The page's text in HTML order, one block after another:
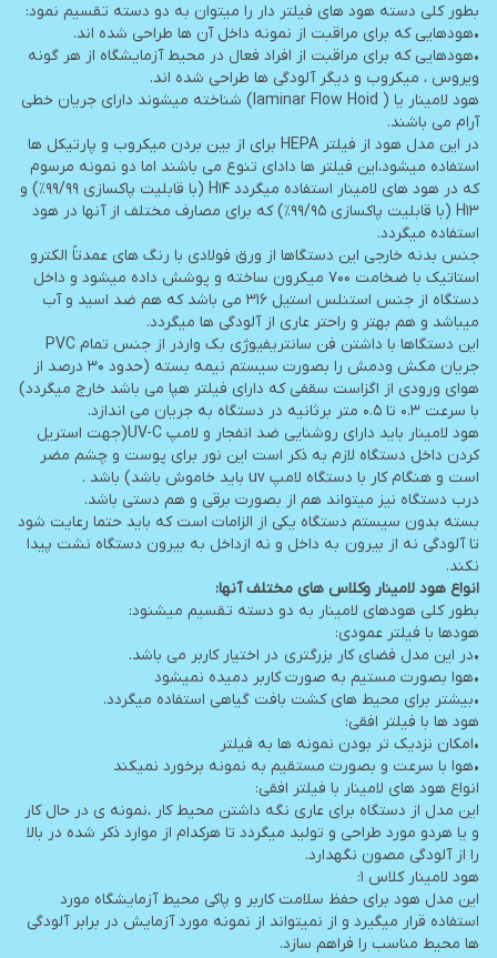
بطور کلی دسته هود های فیلتر دار را میتوان به دو دسته تقسیم نمود:
•هودهایی که برای مراقبت از نمونه داخل آن ها طراحی شده اند.
•هودهایی که برای مراقبت از افراد فعال در محیط آزمایشگاه از هر گونه
ویروس ، میکروب و دیگر آلودگی ها طراحی شده اند.
هود لامینار یا ( laminar Flow Hoid) شناخته میشوند دارای جریان خطی
آرام می باشند.
در این مدل هود از فیلتر HEPA برای از بین بردن میکروب و پارتیکل ها
استفاده میشود،این فیلتر ها دادای تنوع می باشند اما دو نمونه مرسوم
که در هود های لامینار استفاده میگردد H14 (با قابلیت پاکسازی ۹۹/۹۹٪) و
H13 (با قابلیت پاکسازی ۹۹/۹۵٪) که برای مصارف مختلف از آنها در هود
استفاده میگردد.
جنس بدنه خارجی این دستگاها از ورق فولادی با رنگ های عمدتاً الکترو
استاتیک با ضخامت ۷۰۰ میکرون ساخته و پوشش داده میشود و داخل
دستگاه از جنس استنلس استیل ۳۱۶ می باشد که هم ضد اسید و آب
میباشد و هم بهتر و راحتر عاری از آلودگی ها میگردد.
این دستگاها با داشتن فن سانتریفیوژی بک واردر از جنس تمام PVC
جریان مکش ودمش را بصورت سیستم نیمه بسته (حدود ۳۰ درصد از
هوای ورودی از اگزاست سقفی که دارای فیلتر هپا می باشد خارج میگردد)
با سرعت ۰.۳ تا ۰.۵ متر برثانیه در دستگاه به جریان می اندازد.
هود لامینار باید دارای روشنایی ضد انفجار و لامپ UV-C(جهت استریل
کردن داخل دستگاه لازم به ذکر است این نور برای پوست و چشم مضر
است و هنگام کار با دستگاه لامپ uv باید خاموش باشد) باشد .
درب دستگاه نیز میتواند هم از بصورت برقی و هم دستی باشد.
بسته بدون سیستم دستگاه یکی از الزامات است که باید حتما رعایت شود
تا آلودگی نه از بیرون به داخل و نه ازداخل به بیرون دستگاه نشت پیدا
نکند.
انواع هود لامینار وکلاس های مختلف آنها:
بطور کلی هودهای لامینار به دو دسته تقسیم میشنود:
هودها با فیلتر عمودی:
•در این مدل فضای کار بزرگتری در اختیار کاربر می باشد.
•هوا بصورت مستیم به صورت کاربر دمیده نمیشود
•بیشتر برای محیط های کشت بافت گیاهی استفاده میگردد.
هود ها با فیلتر افقی:
•امکان نزدیک تر بودن نمونه ها به فیلتر
•هوا با سرعت و بصورت مستقیم به نمونه برخورد نمیکند
انواع هود های لامینار با فیلتر افقی:
این مدل از دستگاه برای عاری نگه داشتن محیط کار ،نمونه ی در حال کار
و یا هردو مورد طراحی و تولید میگردد تا هرکدام از موارد ذکر شده در بالا
را از آلودگی مصون نگهدارد.
هود لامینار کلاس ۱:
این مدل هود برای حفظ سلامت کاربر و پاکی محیط آزمایشگاه مورد
استفاده قرار میگیرد و از نمیتواند از نمونه مورد آزمایش در برابر آلودگی
ها محیط مناسب را فراهم سازد.